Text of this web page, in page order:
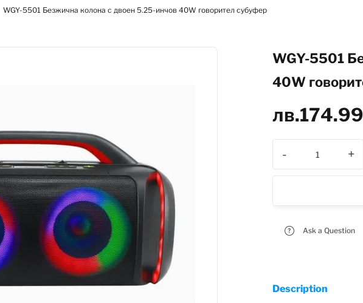
WGY-5501 Безжична колона с двоен 5.25-инчов 40W говорител субуфер
WGY-5501
40W
лв.174.99
- +
Ask a Question
Description